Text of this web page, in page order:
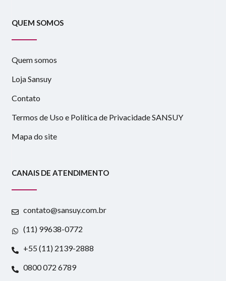
QUEM SOMOS
Quem somos
Loja Sansuy
Contato
Termos de Uso e Política de Privacidade SANSUY
Mapa do site
CANAIS DE ATENDIMENTO
contato@sansuy.com.br
(11) 99638-0772
+55 (11) 2139-2888
0800 072 6789